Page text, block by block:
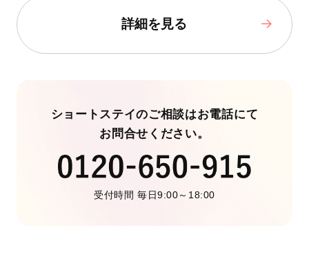
詳細を見る
ショートステイのご相談はお電話にて
お問合せください。
受付時間 毎日9:00～18:00